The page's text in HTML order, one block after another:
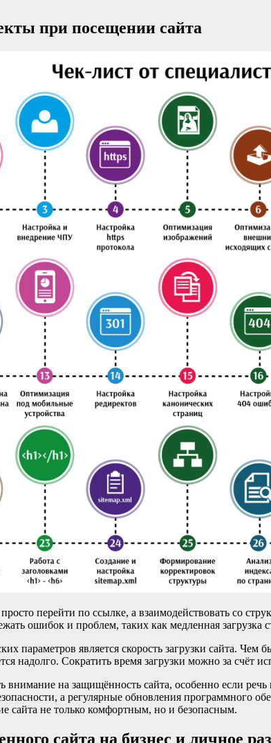
при посещении сайта
перейти по ссылке, а взаимодействовать со
ошибок и проблем, таких как медленная
параметров является скорость загрузки сайта. Чем
надолго. Сократить время загрузки можно за
внимание на защищённость сайта, особенно если
а регулярные обновления программного
сайта не только комфортным, но и безопасным.
сайта на бизнес и личное